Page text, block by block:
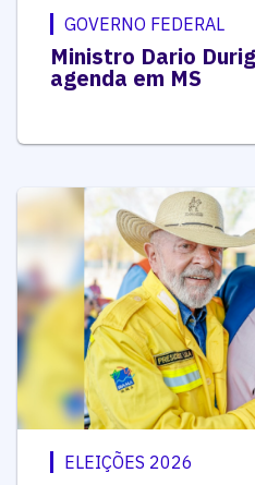
GOVERNO FEDERAL
Ministro Dario
agenda em MS
ELEIÇÕES 2026